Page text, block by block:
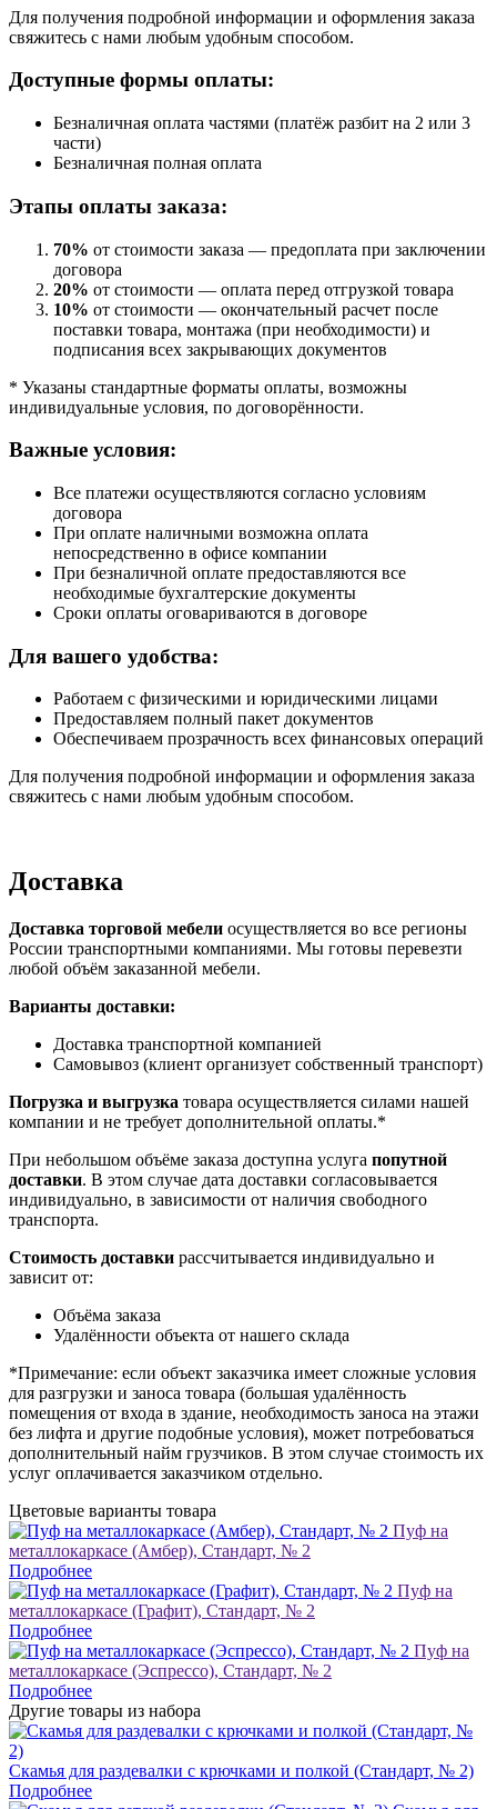
Для получения подробной информации и оформления заказа
свяжитесь с нами любым удобным способом.
Доступные формы оплаты:
Безналичная оплата частями (платёж разбит на 2 или 3
части)
Безналичная полная оплата
Этапы оплаты заказа:
70% от стоимости заказа — предоплата при заключении
договора
20% от стоимости — оплата перед отгрузкой товара
10% от стоимости — окончательный расчет после
поставки товара, монтажа (при необходимости) и
подписания всех закрывающих документов
* Указаны стандартные форматы оплаты, возможны
индивидуальные условия, по договорённости.
Важные условия:
Все платежи осуществляются согласно условиям
договора
При оплате наличными возможна оплата
непосредственно в офисе компании
При безналичной оплате предоставляются все
необходимые бухгалтерские документы
Сроки оплаты оговариваются в договоре
Для вашего удобства:
Работаем с физическими и юридическими лицами
Предоставляем полный пакет документов
Обеспечиваем прозрачность всех финансовых операций
Для получения подробной информации и оформления заказа
свяжитесь с нами любым удобным способом.
Доставка
Доставка торговой мебели осуществляется во все регионы
России транспортными компаниями. Мы готовы перевезти
любой объём заказанной мебели.
Варианты доставки:
Доставка транспортной компанией
Самовывоз (клиент организует собственный транспорт)
Погрузка и выгрузка товара осуществляется силами нашей
компании и не требует дополнительной оплаты.*
При небольшом объёме заказа доступна услуга попутной
доставки. В этом случае дата доставки согласовывается
индивидуально, в зависимости от наличия свободного
транспорта.
Стоимость доставки рассчитывается индивидуально и
зависит от:
Объёма заказа
Удалённости объекта от нашего склада
*Примечание: если объект заказчика имеет сложные условия
для разгрузки и заноса товара (большая удалённость
помещения от входа в здание, необходимость заноса на этажи
без лифта и другие подобные условия), может потребоваться
дополнительный найм грузчиков. В этом случае стоимость их
услуг оплачивается заказчиком отдельно.
Цветовые варианты товара
Пуф на
металлокаркасе (Амбер), Стандарт, № 2
Подробнее
Пуф на
металлокаркасе (Графит), Стандарт, № 2
Подробнее
Пуф на
металлокаркасе (Эспрессо), Стандарт, № 2
Подробнее
Другие товары из набора
Скамья для раздевалки с крючками и полкой (Стандарт, № 2)
Подробнее